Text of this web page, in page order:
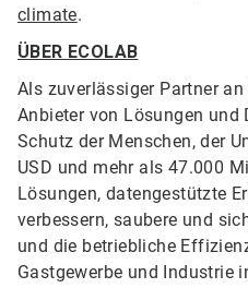
climate.
ÜBER ECOLAB
Als zuverlässiger Partner
Anbieter von Lösungen und
Schutz der Menschen, der
USD und mehr als 47.000
Lösungen, datengestützte
verbessern, saubere und
und die betriebliche
Gastgewerbe und Industrie